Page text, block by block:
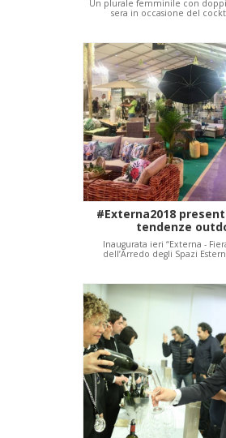
Un plurale femminile con
sera in occasione del
#Externa2018
tendenze
Inaugurata ieri “Externa -
dell’Arredo degli Spazi